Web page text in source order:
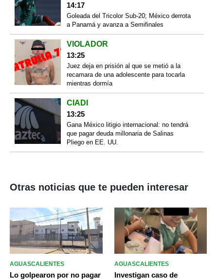
14:17
Goleada del Tricolor Sub-20; México derrota
a Panamá y avanza a Semifinales
VIOLADOR
13:25
Juez deja en prisión al que se metió a la
recamara de una adolescente para tocarla
mientras dormía
CIADI
13:25
Gana México litigio internacional: no tendrá
que pagar deuda millonaria de Salinas
Pliego en EE. UU.
Otras noticias que te pueden interesar
AGUASCALIENTES
Lo golpearon por no pagar
AGUASCALIENTES
Investigan caso de